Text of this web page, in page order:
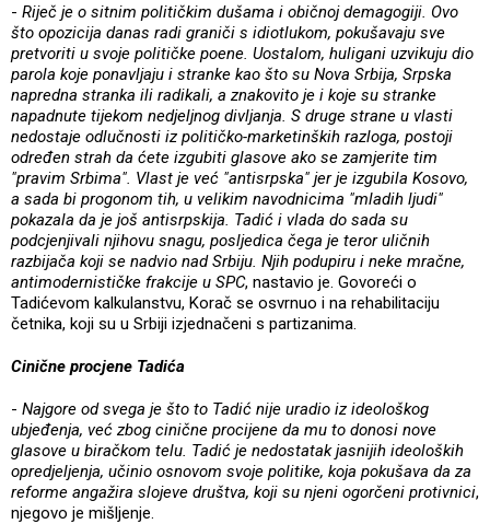
- Riječ je o sitnim političkim dušama i običnoj demagogiji. Ovo
što opozicija danas radi graniči s idiotlukom, pokušavaju sve
pretvoriti u svoje političke poene. Uostalom, huligani uzvikuju dio
parola koje ponavljaju i stranke kao što su Nova Srbija, Srpska
napredna stranka ili radikali, a znakovito je i koje su stranke
napadnute tijekom nedjeljnog divljanja. S druge strane u vlasti
nedostaje odlučnosti iz političko-marketinških razloga, postoji
određen strah da ćete izgubiti glasove ako se zamjerite tim
"pravim Srbima". Vlast je već "antisrpska" jer je izgubila Kosovo,
a sada bi progonom tih, u velikim navodnicima "mladih ljudi"
pokazala da je još antisrpskija. Tadić i vlada do sada su
podcjenjivali njihovu snagu, posljedica čega je teror uličnih
razbijača koji se nadvio nad Srbiju. Njih podupiru i neke mračne,
antimodernističke frakcije u SPC, nastavio je. Govoreći o
Tadićevom kalkulanstvu, Korač se osvrnuo i na rehabilitaciju
četnika, koji su u Srbiji izjednačeni s partizanima.
Cinične procjene Tadića
- Najgore od svega je što to Tadić nije uradio iz ideološkog
ubjeđenja, već zbog cinične procijene da mu to donosi nove
glasove u biračkom telu. Tadić je nedostatak jasnijih ideoloških
opredjeljenja, učinio osnovom svoje politike, koja pokušava da za
reforme angažira slojeve društva, koji su njeni ogorčeni protivnici,
njegovo je mišljenje.